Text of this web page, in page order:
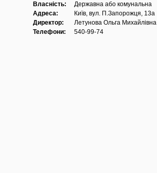
Власність:
Державна або комунальна
Адреса:
Київ, вул. П.Запорожця, 13а
Директор:
Летунова Ольга Михайлівна
Телефони:
540-99-74